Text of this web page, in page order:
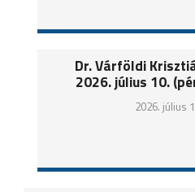
Dr. Várföldi
2026. július 10.
2026. július